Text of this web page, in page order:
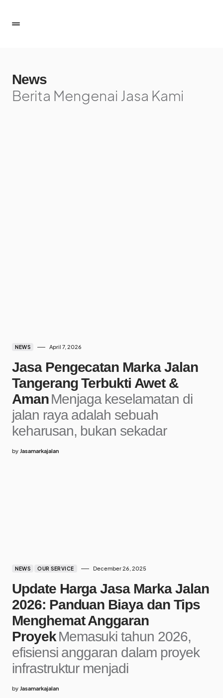
News
Berita Mengenai Jasa Kami
NEWS April 7, 2026
Jasa Pengecatan Marka Jalan
Tangerang Terbukti Awet &
AmanMenjaga keselamatan di
jalan raya adalah sebuah
keharusan, bukan sekadar
by Jasamarkajalan
NEWS OUR SERVICE December 26, 2025
Update Harga Jasa Marka Jalan
2026: Panduan Biaya dan Tips
Menghemat Anggaran
Proyek Memasuki tahun 2026,
efisiensi anggaran dalam proyek
infrastruktur menjadi
by Jasamarkajalan